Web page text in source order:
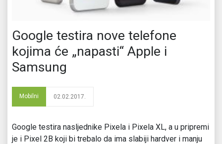
Google testira nove telefone
kojima će „napasti“ Apple i
Samsung
Mobilni 02.02.2017.
Google testira nasljednike Pixela i Pixela XL, a u pripremi
je i Pixel 2B koji bi trebalo da ima slabiji hardver i manju